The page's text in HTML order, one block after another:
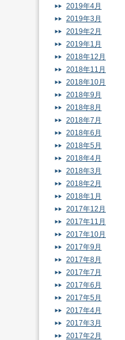
2019年4月
2019年3月
2019年2月
2019年1月
2018年12月
2018年11月
2018年10月
2018年9月
2018年8月
2018年7月
2018年6月
2018年5月
2018年4月
2018年3月
2018年2月
2018年1月
2017年12月
2017年11月
2017年10月
2017年9月
2017年8月
2017年7月
2017年6月
2017年5月
2017年4月
2017年3月
2017年2月